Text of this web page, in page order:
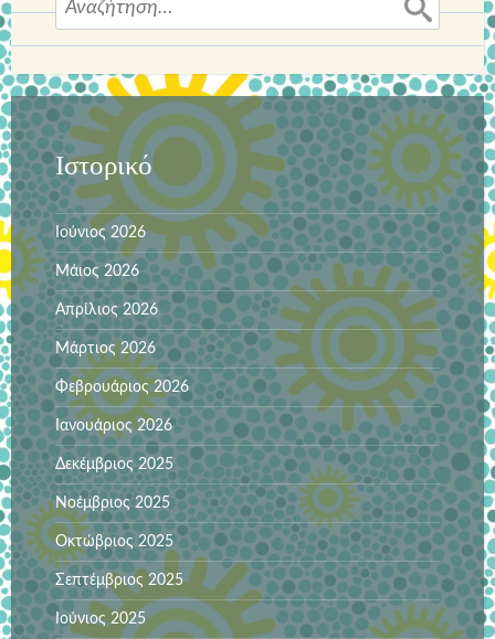
για:
Ιστορικό
Ιούνιος 2026
Μάιος 2026
Απρίλιος 2026
Μάρτιος 2026
Φεβρουάριος 2026
Ιανουάριος 2026
Δεκέμβριος 2025
Νοέμβριος 2025
Οκτώβριος 2025
Σεπτέμβριος 2025
Ιούνιος 2025